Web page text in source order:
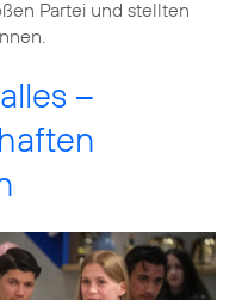
Partei und stellten
–